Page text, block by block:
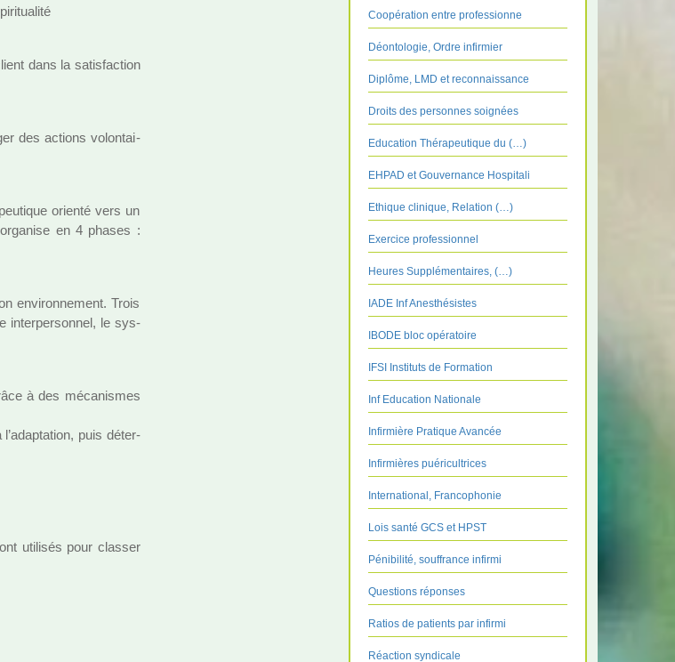
dans la satis­fac­tion
des actions volon­tai­
orienté vers un
en 4 phases :
envi­ron­ne­ment. Trois
inter­per­son­nel, le sys­
à des méca­nis­mes
puis déter­
uti­li­sés pour clas­ser
Coopération entre professionne
Déontologie, Ordre infirmier
Diplôme, LMD et reconnaissance
Droits des personnes soignées
Education Thérapeutique du (…)
EHPAD et Gouvernance Hospitali
Ethique clinique, Relation (…)
Exercice professionnel
Heures Supplémentaires, (…)
IADE Inf Anesthésistes
IBODE bloc opératoire
IFSI Instituts de Formation
Inf Education Nationale
Infirmière Pratique Avancée
Infirmières puéricultrices
International, Francophonie
Lois santé GCS et HPST
Pénibilité, souffrance infirmi
Questions réponses
Ratios de patients par infirmi
Réaction syndicale